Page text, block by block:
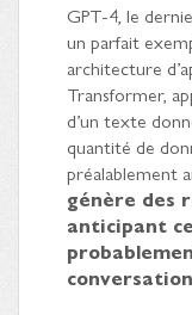
GPT-4, le
un parfait
architecture
Transformer,
d’un texte
quantité de
préalablement
génère des
anticipant